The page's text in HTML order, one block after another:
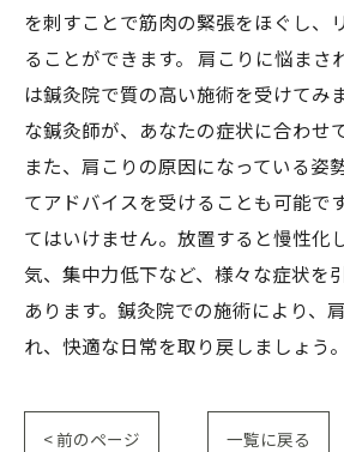
を刺すことで筋肉の緊張をほぐし、
ることができます。 肩こりに悩まさ
は鍼灸院で質の高い施術を受けてみ
な鍼灸師が、あなたの症状に合わせ
また、肩こりの原因になっている姿
てアドバイスを受けることも可能で
てはいけません。放置すると慢性化
気、集中力低下など、様々な症状を
あります。鍼灸院での施術により、
れ、快適な日常を取り戻しましょう。
< 前のページ 一覧に戻る